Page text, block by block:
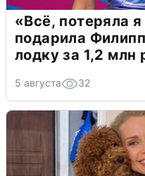
«Всё, потеряла
подарила
лодку за 1,2 млн
5 августа 32